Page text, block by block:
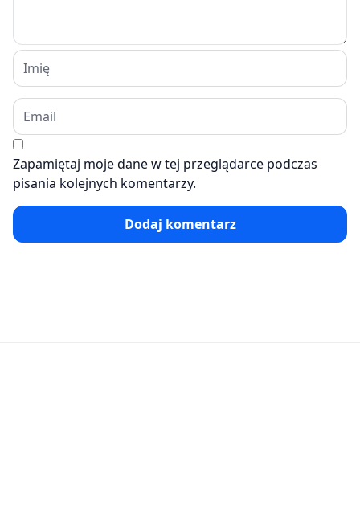
Zapamiętaj moje dane w tej przeglądarce podczas
pisania kolejnych komentarzy.
Dodaj komentarz